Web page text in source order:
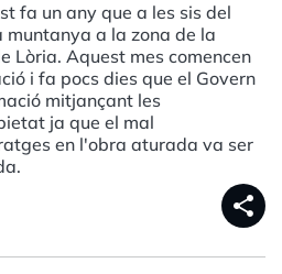
fa un any que a les sis del
a la zona de la
Lòria. Aquest mes comencen
i fa pocs dies que el Govern
mitjançant les
ja que el mal
en l'obra aturada va ser
share